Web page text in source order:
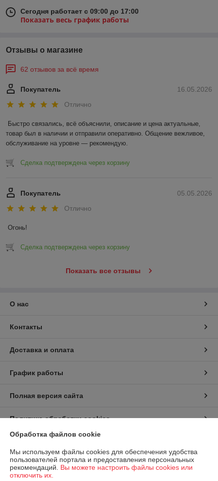
Сегодня работает с 09:00 до 17:00
Показать весь график работы
Отзывы о магазине
62 отзывов за всё время
16.05.2026
Покупатель
Отлично
Быстро связались, всё объяснили, описание и цена актуальные,
товар был в наличии и отправили оперативно. Общение вежливое,
обслуживание на уровне — рекомендую.
Сделка подтверждена через корзину
05.05.2026
Покупатель
Отлично
Огонь!
Сделка подтверждена через корзину
Показать все отзывы
О нас
Контакты
Доставка и оплата
График работы
Полная версия сайта
Политика обработки cookies
Обработка файлов cookie
Мы используем файлы cookies для обеспечения удобства
пользователей портала и предоставления персональных
рекомендаций. Вы можете настроить файлы cookies или
отключить их.